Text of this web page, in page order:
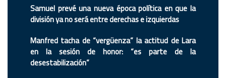
Samuel prevé una nueva época política en que la
división ya no será entre derechas e izquierdas
Manfred tacha de “vergüenza” la actitud de Lara
en la sesión de honor: “es parte de la
desestabilización”